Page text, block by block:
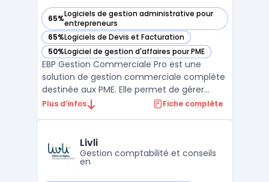
65%Logiciels de gestion administrative pour
entrepreneurs
— voir EBP Gestion Commerciale Pro dans cette catégorie
65%Logiciels de Devis et Facturation
— voir EBP Gestion Commerciale Pro dans cette catégorie
50%Logiciel de gestion d'affaires pour PME
— voir EBP Gestion Commerciale Pro dans cette catégorie
EBP Gestion Commerciale Pro est une
solution de gestion commerciale complète
destinée aux PME. Elle permet de gérer
efficacement les devis, les commandes, la
Customer Relationship Management pour
gérer les relations avec le ...
Plus d’infos Fiche complète
Livli
Gestion comptabilité et conseils
en